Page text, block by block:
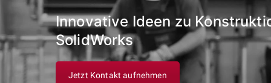
Innovative Ideen zu
SolidWorks
Jetzt Kontakt aufnehmen